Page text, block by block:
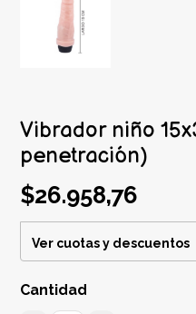
Vibrador niño
penetración)
$26.958,76
Ver cuotas y descuentos
Cantidad